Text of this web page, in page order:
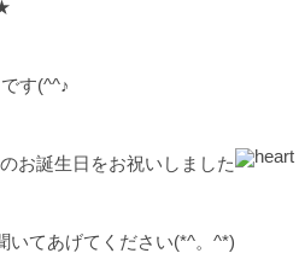
す(^^♪
お誕生日をお祝いしました
いてあげてください(*^。^*)